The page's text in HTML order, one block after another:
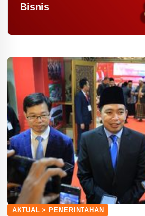
Bisnis
AKTUAL > PEMERINTAHAN